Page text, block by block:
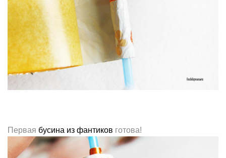
Первая бусина из фантиков готова!